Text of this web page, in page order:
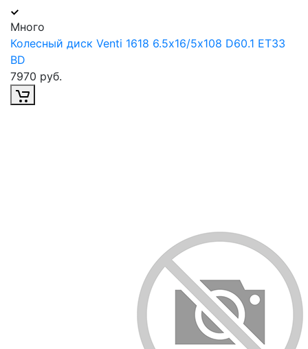
Много
Колесный диск Venti 1618 6.5х16/5х108 D60.1 ET33
BD
7970 руб.